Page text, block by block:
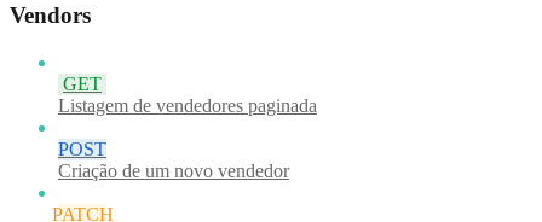
Vendors
GET
Listagem de vendedores paginada
POST
Criação de um novo vendedor
PATCH